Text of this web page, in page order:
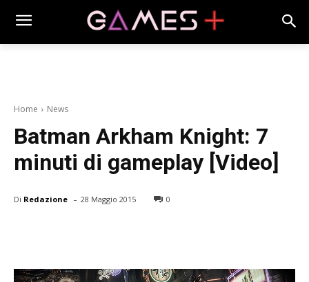
Home News
Batman Arkham Knight: 7
minuti di gameplay [Video]
Di Redazione - 28 Maggio 2015 0